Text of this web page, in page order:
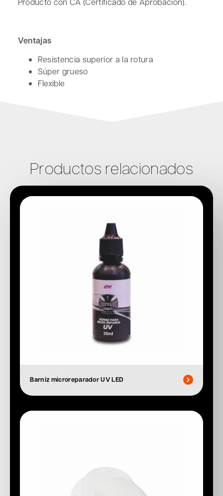
Ventajas
Resistencia superior a la rotura
Súper grueso
Flexible
Productos relacionados
Barniz microreparador UV LED